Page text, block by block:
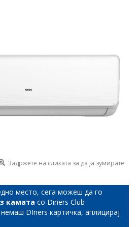
Задржете на сликата за да ја зумирате
место, сега можеш да го
камата со Diners Club
DIners картичка, аплицирај